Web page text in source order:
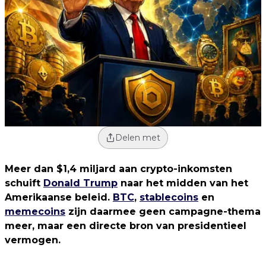
Delen met
Meer dan $1,4 miljard aan crypto-inkomsten
schuift Donald Trump naar het midden van het
Amerikaanse beleid. BTC, stablecoins en
memecoins zijn daarmee geen campagne-thema
meer, maar een directe bron van presidentieel
vermogen.